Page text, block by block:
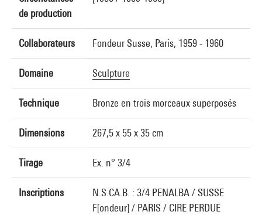
de production
Collaborateurs Fondeur Susse, Paris, 1959 - 1960
Domaine Sculpture
Technique Bronze en trois morceaux superposés
Dimensions 267,5 x 55 x 35 cm
Tirage Ex. n° 3/4
Inscriptions
N.S.CA.B. : 3/4 PENALBA / SUSSE
F[ondeur] / PARIS / CIRE PERDUE